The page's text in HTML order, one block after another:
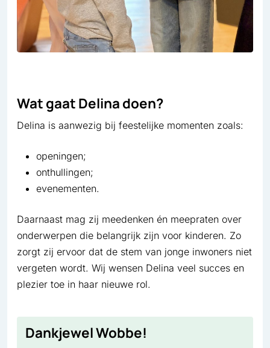
Wat gaat Delina doen?
Delina is aanwezig bij feestelijke momenten zoals:
openingen;
onthullingen;
evenementen.
Daarnaast mag zij meedenken én meepraten over
onderwerpen die belangrijk zijn voor kinderen. Zo
zorgt zij ervoor dat de stem van jonge inwoners niet
vergeten wordt. Wij wensen Delina veel succes en
plezier toe in haar nieuwe rol.
Dankjewel Wobbe!